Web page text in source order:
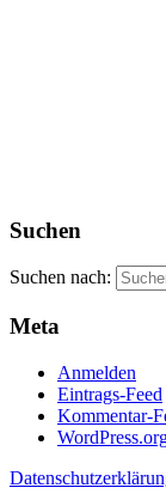
Suchen
Suchen nach:
Meta
Anmelden
Eintrags-Feed
Kommentar-